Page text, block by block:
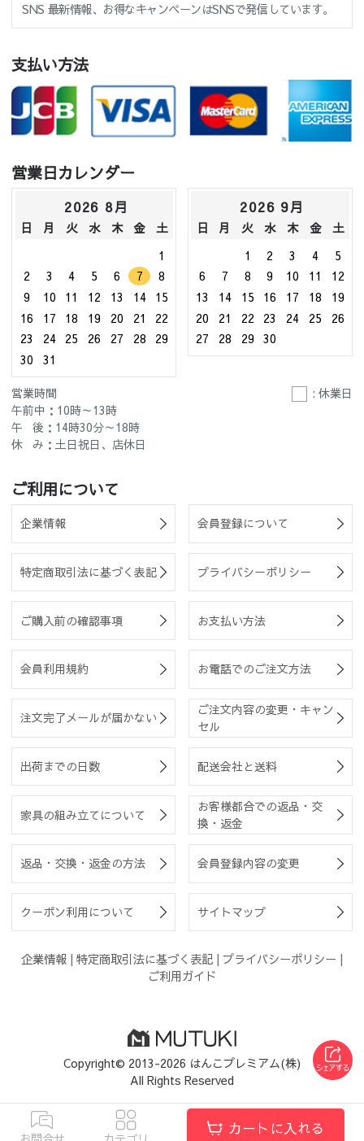
SNS 最新情報、お得なキャンペーンはSNSで発信しています。
支払い方法
営業日カレンダー
2026 8月
日 月 火 水 木 金
土
1
2
3 4 5 6 7
8
9
10 11 12 13 14
15
16
17 18 19 20 21
22
23
24 25 26 27 28
29
30
31
2026 9月
日 月 火 水 木 金
土
1
2 3 4
5
6
7 8 9 10 11
12
13
14 15 16 17 18
19
20
21 22 23 24 25
26
27
28 29 30
営業時間
: 休業日
午前中：10時～13時
午 後：14時30分～18時
休 み：土日祝日、店休日
ご利用について
企業情報 会員登録について
特定商取引法に基づく表記 プライバシーポリシー
ご購入前の確認事項 お支払い方法
会員利用規約 お電話でのご注文方法
注文完了メールが届かない
ご注文内容の変更・キャン
セル
出荷までの日数 配送会社と送料
家具の組み立てについて
お客様都合での返品・交
換・返金
返品・交換・返金の方法 会員登録内容の変更
クーポン利用について サイトマップ
企業情報 | 特定商取引法に基づく表記 | プライバシーポリシー |
ご利用ガイド
Copyright© 2013-2026 はんこプレミアム(株)
All Rights Reserved
カートに入れる